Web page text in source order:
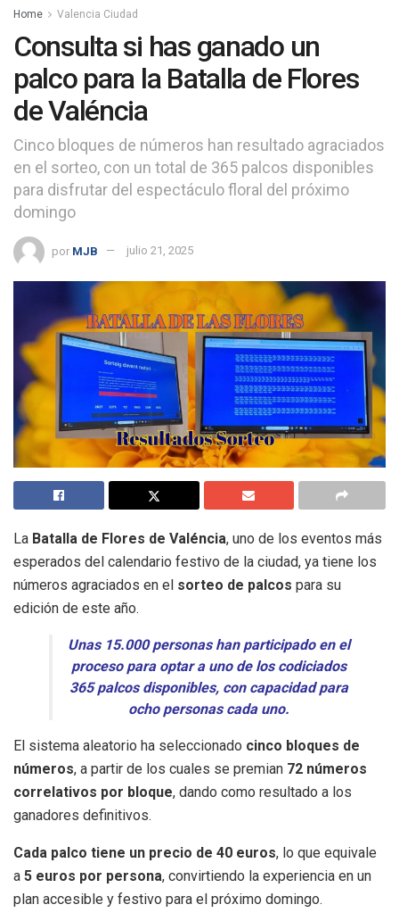
Home Valencia Ciudad
Consulta si has ganado un
palco para la Batalla de Flores
de Valéncia
Cinco bloques de números han resultado agraciados
en el sorteo, con un total de 365 palcos disponibles
para disfrutar del espectáculo floral del próximo
domingo
por MJB julio 21, 2025
La Batalla de Flores de Valéncia, uno de los eventos más
esperados del calendario festivo de la ciudad, ya tiene los
números agraciados en el sorteo de palcos para su
edición de este año.
Unas 15.000 personas han participado en el
proceso para optar a uno de los codiciados
365 palcos disponibles, con capacidad para
ocho personas cada uno.
El sistema aleatorio ha seleccionado cinco bloques de
números, a partir de los cuales se premian 72 números
correlativos por bloque, dando como resultado a los
ganadores definitivos.
Cada palco tiene un precio de 40 euros, lo que equivale
a 5 euros por persona, convirtiendo la experiencia en un
plan accesible y festivo para el próximo domingo.